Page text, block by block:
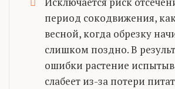
период сокодвижения,
весной, когда обрезку
слишком поздно. В
ошибки растение
слабеет из-за потери